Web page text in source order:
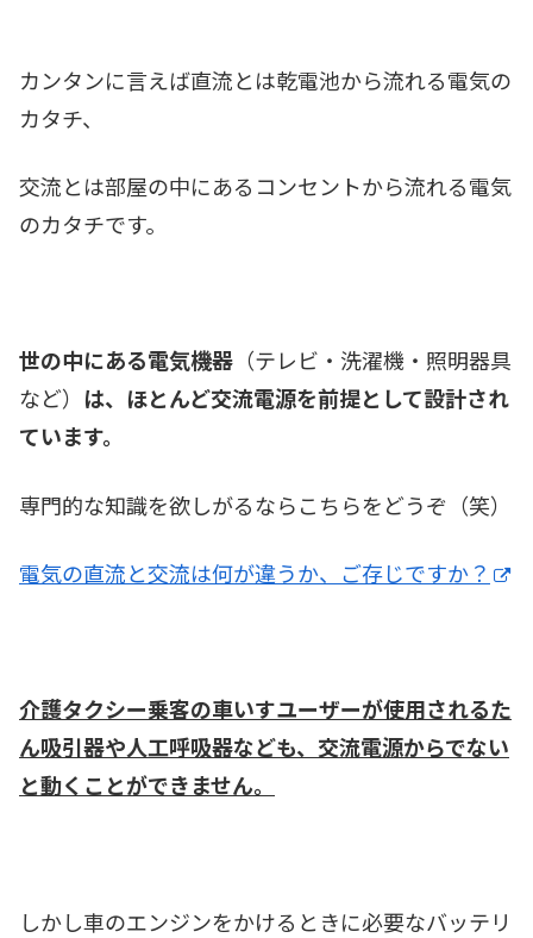
カンタンに言えば直流とは乾電池から流れる電気の
カタチ、
交流とは部屋の中にあるコンセントから流れる電気
のカタチです。
世の中にある電気機器 （テレビ・洗濯機・照明器具
など） は、ほとんど交流電源を前提として設計され
ています。
専門的な知識を欲しがるならこちらをどうぞ（笑）
電気の直流と交流は何が違うか、ご存じですか？
介護タクシー乗客の車いすユーザーが使用されるた
ん吸引器や人工呼吸器なども、交流電源からでない
と動くことができません。
しかし車のエンジンをかけるときに必要なバッテリ